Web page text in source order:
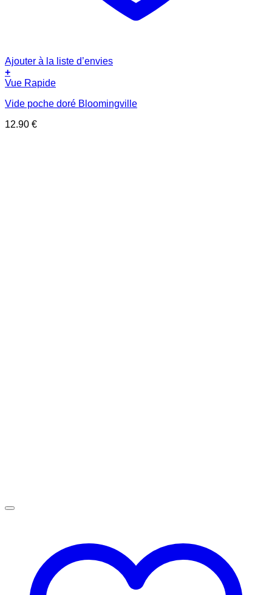
Ajouter à la liste d’envies
+
Vue Rapide
Vide poche doré Bloomingville
12.90 €